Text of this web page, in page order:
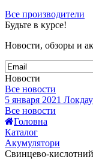
Все производители
Будьте в курсе!
Новости, обзоры и
Новости
Все новости
5 января 2021
Все новости
Головна
Каталог
Акумулятори
Свинцево-